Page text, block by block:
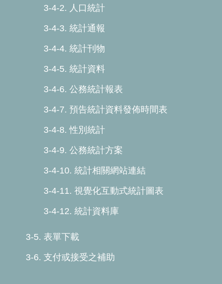
3-4-2. 人口統計
3-4-3. 統計通報
3-4-4. 統計刊物
3-4-5. 統計資料
3-4-6. 公務統計報表
3-4-7. 預告統計資料發佈時間表
3-4-8. 性別統計
3-4-9. 公務統計方案
3-4-10. 統計相關網站連結
3-4-11. 視覺化互動式統計圖表
3-4-12. 統計資料庫
3-5. 表單下載
3-6. 支付或接受之補助